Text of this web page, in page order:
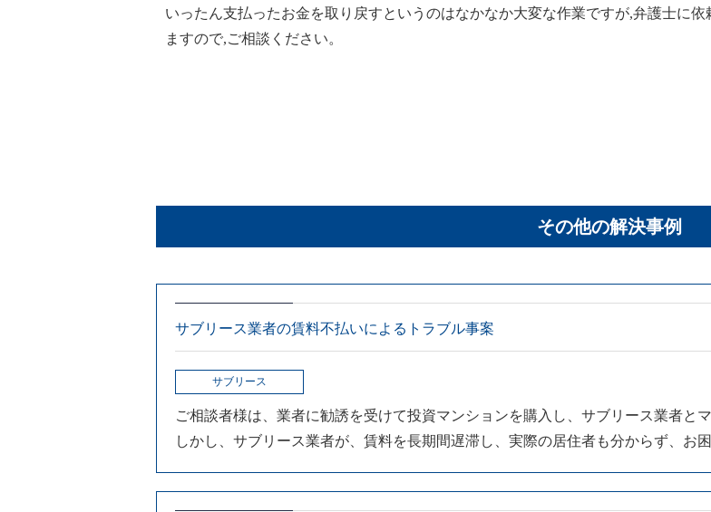
いったん支払ったお金を取り戻すというのはなかなか大変な作業ですが,弁護士に
ますので,ご相談ください。
その他の解決事例
サブリース業者の賃料不払いによるトラブル事案
サブリース
ご相談者様は、業者に勧誘を受けて投資マンションを購入し、サブリース業者と
しかし、サブリース業者が、賃料を長期間遅滞し、実際の居住者も分からず、お困